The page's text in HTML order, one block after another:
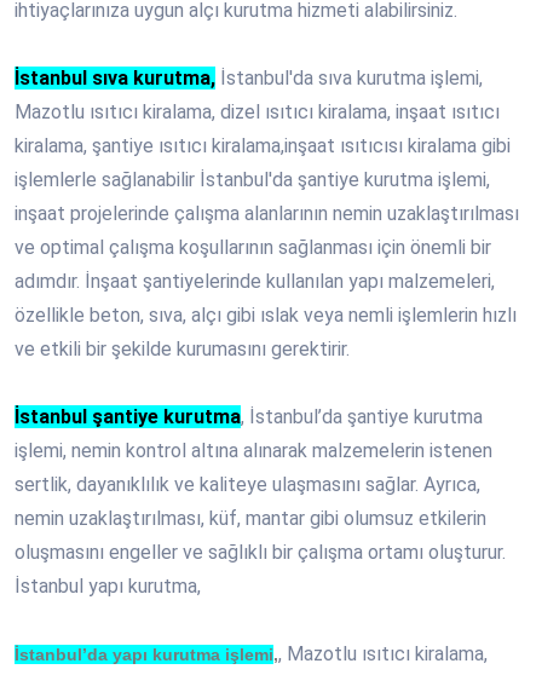
ihtiyaçlarınıza uygun alçı kurutma hizmeti alabilirsiniz.
İstanbul sıva kurutma, İstanbul'da sıva kurutma işlemi,
Mazotlu ısıtıcı kiralama, dizel ısıtıcı kiralama, inşaat ısıtıcı
kiralama, şantiye ısıtıcı kiralama,inşaat ısıtıcısı kiralama gibi
işlemlerle sağlanabilir İstanbul'da şantiye kurutma işlemi,
inşaat projelerinde çalışma alanlarının nemin uzaklaştırılması
ve optimal çalışma koşullarının sağlanması için önemli bir
adımdır. İnşaat şantiyelerinde kullanılan yapı malzemeleri,
özellikle beton, sıva, alçı gibi ıslak veya nemli işlemlerin hızlı
ve etkili bir şekilde kurumasını gerektirir.
İstanbul şantiye kurutma, İstanbul’da şantiye kurutma
işlemi, nemin kontrol altına alınarak malzemelerin istenen
sertlik, dayanıklılık ve kaliteye ulaşmasını sağlar. Ayrıca,
nemin uzaklaştırılması, küf, mantar gibi olumsuz etkilerin
oluşmasını engeller ve sağlıklı bir çalışma ortamı oluşturur.
İstanbul yapı kurutma,
İstanbul’da yapı kurutma işlemi,, Mazotlu ısıtıcı kiralama,